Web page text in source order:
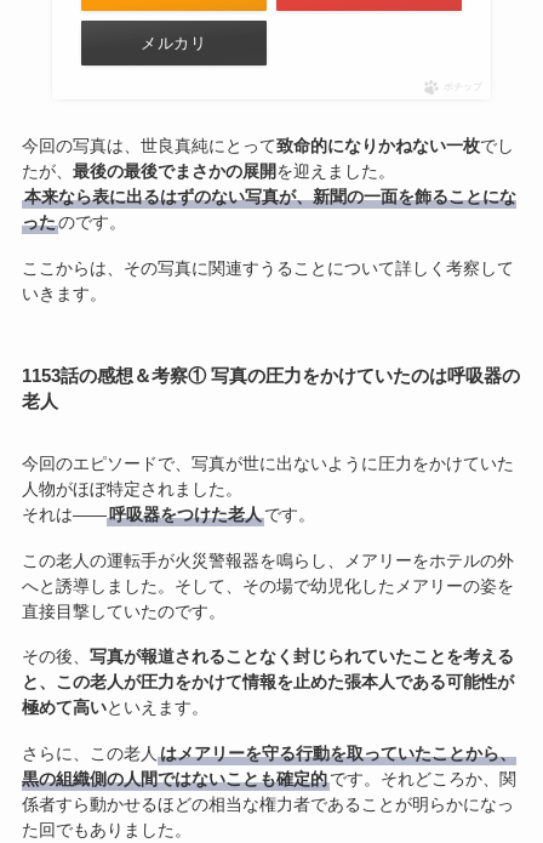
メルカリ
ポチップ
今回の写真は、世良真純にとって致命的になりかねない一枚でし
たが、 最後の最後でまさかの展開を迎えました。
本来なら表に出るはずのない写真が、新聞の一面を飾ることにな
ったのです。
ここからは、その写真に関連すうることについて詳しく考察して
いきます。
1153話の感想＆考察① 写真の圧力をかけていたのは呼吸器の
老人
今回のエピソードで、写真が世に出ないように圧力をかけていた
人物がほぼ特定されました。
それは――呼吸器をつけた老人です。
この老人の運転手が火災警報器を鳴らし、メアリーをホテルの外
へと誘導しました。そして、その場で幼児化したメアリーの姿を
直接目撃していたのです。
その後、 写真が報道されることなく封じられていたことを考える
と、この老人が圧力をかけて情報を止めた張本人である可能性が
極めて高いといえます。
さらに、この老人 はメアリーを守る行動を取っていたことから、
黒の組織側の人間ではないことも確定的です。それどころか、関
係者すら動かせるほどの相当な権力者であることが明らかになっ
た回でもありました。